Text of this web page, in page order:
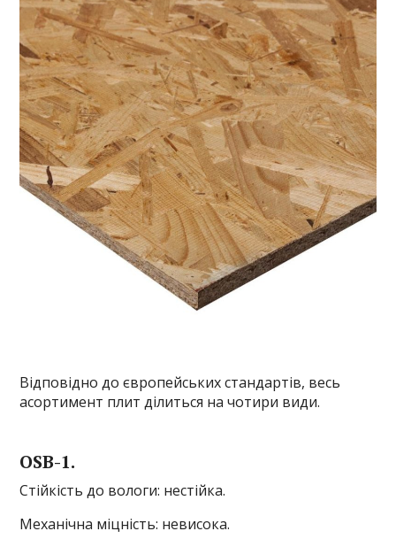
Відповідно до європейських стандартів, весь
асортимент плит ділиться на чотири види.
OSB-1.
Стійкість до вологи: нестійка.
Механічна міцність: невисока.